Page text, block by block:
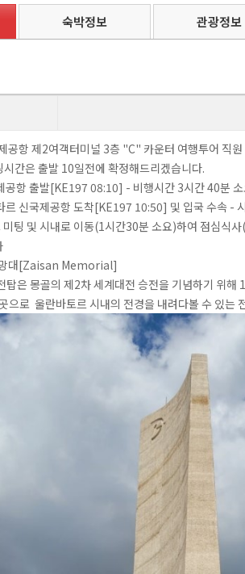
숙박정보 관광정보
항 제2여객터미널 3층 "C" 카운터 여행투어 직원
은 출발 10일전에 확정해드리겠습니다.
항 출발[KE197 08:10] - 비행시간 3시간 40분
신국제공항 도착[KE197 10:50] 및 입국 수속 -
및 시내로 이동(1시간30분 소요)하여 점심식사
[Zaisan Memorial]
골의 제2차 세계대전 승전을 기념하기 위해
울란바토르 시내의 전경을 내려다볼 수 있는 전